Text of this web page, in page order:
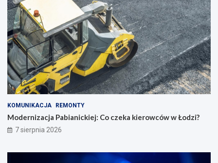
KOMUNIKACJA REMONTY
Modernizacja Pabianickiej: Co czeka kierowców w Łodzi?
7 sierpnia 2026